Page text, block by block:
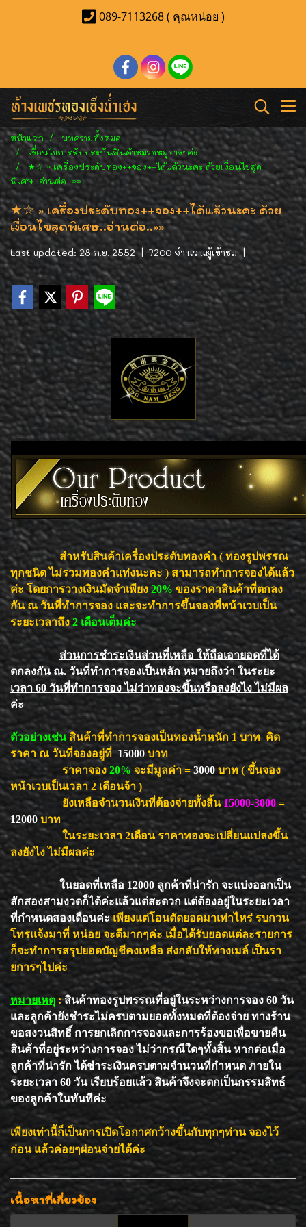
089-7113268 ( คุณหน่อย )
หน้าแรก
บทความทั้งหมด
เงื่อนไขการรับประกันสินค้าหมวดหมู่ต่างๆค่ะ
★☆ » เครื่องประดับทอง++จอง++ได้แล้วนะคะ ด้วยเงื่อนไขสุด
พิเศษ..อ่านต่อ..»»
★☆ » เครื่องประดับทอง++จอง++ได้แล้วนะคะ ด้วย
เงื่อนไขสุดพิเศษ..อ่านต่อ..»»
Last updated: 28 ก.ย. 2552 | 7200 จำนวนผู้เข้าชม |
สำหรับสินค้าเครื่องประดับทองคำ ( ทองรูปพรรณ
ทุกชนิด ไม่รวมทองคำแท่งนะคะ ) สามารถทำการจองได้แล้ว
ค่ะ โดยการวางเงินมัดจำเพียง20% ของราคาสินค้าที่ตกลง
กัน ณ วันที่ทำการจอง และจะทำการขึ้นจองที่หน้าเวบเป็น
ระยะเวลาถึง 2 เดือนเต็มค่ะ
ส่วนการชำระเงินส่วนที่เหลือ ให้ถือเอายอดที่ได้
ตกลงกัน ณ. วันที่ทำการจองเป็นหลัก หมายถึงว่า ในระยะ
เวลา 60 วันที่ทำการจอง ไม่ว่าทองจะขึ้นหรือลงยังไง ไม่มีผล
ค่ะ
ตัวอย่างเช่นสินค้าที่ทำการจองเป็นทองน้ำหนัก 1 บาท คิด
ราคา ณ วันที่จองอยู่ที่15000 บาท
ราคาจอง 20% จะมีมูลค่า = 3000บาท ( ขึ้นจอง
หน้าเวบเป็นเวลา 2 เดือนจ้า )
ยังเหลือจำนวนเงินที่ต้องจ่ายทั้งสิ้น 15000-3000 =
12000 บาท
ในระยะเวลา 2เดือน ราคาทองจะเปลี่ยนแปลงขึ้น
ลงยังไง ไม่มีผลค่ะ
ในยอดที่เหลือ 12000 ลูกค้าที่น่ารัก จะแบ่งออกเป็น
สักสองสามงวดก็ได้ค่ะแล้วแต่สะดวก แต่ต้องอยู่ในระยะเวลา
ที่กำหนดสองเดือนค่ะเพียงแต่โอนตัดยอดมาเท่าไหร่ รบกวน
โทรแจ้งมาที่ หน่อย จะดีมากๆค่ะ เมื่อได้รับยอดแต่ละรายการ
ก็จะทำการสรุปยอดบัญชีคงเหลือ ส่งกลับให้ทางเมล์ เป็นรา
ยการๆไปค่ะ
หมายเหตุ :สินค้าทองรูปพรรณที่อยู่ในระหว่างการจอง 60 วัน
และลูกค้ายังชำระไม่ครบตามยอดทั้งหมดที่ต้องจ่าย ทางร้าน
ขอสงวนสิทธิ์ การยกเลิกการจองและการร้องขอเพื่อขายคืน
สินค้าที่อยู่ระหว่างการจอง ไม่ว่ากรณีใดๆทั้งสิ้น หากต่อเมื่อ
ลูกค้าที่น่ารัก ได้ชำระเงินครบตามจำนวนที่กำหนด ภายใน
ระยะเวลา 60 วัน เรียบร้อยแล้ว สินค้าจึงจะตกเป็นกรรมสิทธ์
ของลูกค้าในทันทีค่ะ
เพียงเท่านี้ก็เป็นการเปิดโอกาศกว้างขึ้นกับทุกๆท่าน จองไว้
ก่อน แล้วค่อยๆผ่อนจ่ายได้ค่ะ
เนื้อหาที่เกี่ยวข้อง